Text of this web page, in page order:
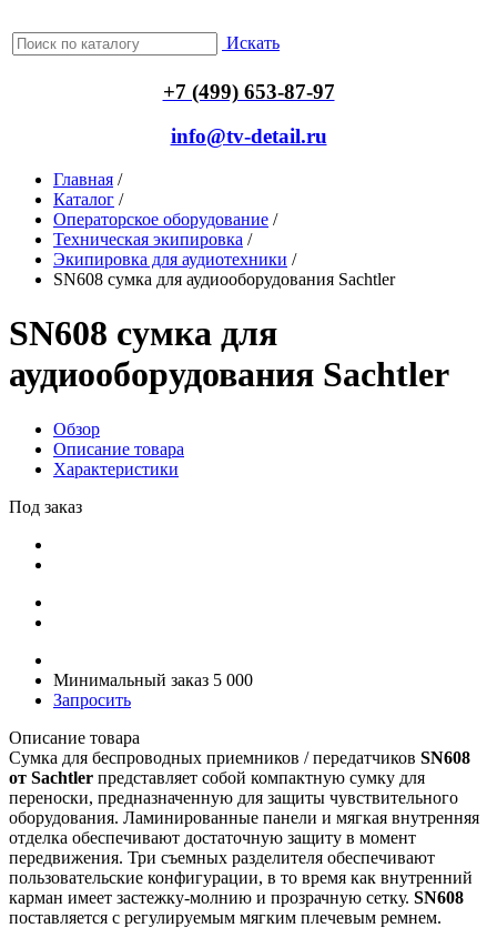
Искать
+7 (499) 653-87-97
info@tv-detail.ru
Главная /
Каталог /
Операторское оборудование /
Техническая экипировка /
Экипировка для аудиотехники /
SN608 сумка для аудиооборудования Sachtler
SN608 сумка для
аудиооборудования Sachtler
Обзор
Описание товара
Характеристики
Под заказ
Минимальный заказ 5 000
Запросить
Описание товара
Сумка для беспроводных приемников / передатчиков SN608
от Sachtler представляет собой компактную сумку для
переноски, предназначенную для защиты чувствительного
оборудования. Ламинированные панели и мягкая внутренняя
отделка обеспечивают достаточную защиту в момент
передвижения. Три съемных разделителя обеспечивают
пользовательские конфигурации, в то время как внутренний
карман имеет застежку-молнию и прозрачную сетку. SN608
поставляется с регулируемым мягким плечевым ремнем.